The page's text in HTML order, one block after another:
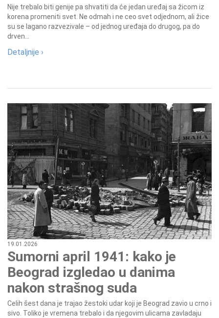
Nije trebalo biti genije pa shvatiti da će jedan uređaj sa žicom iz
korena promeniti svet. Ne odmah i ne ceo svet odjednom, ali žice
su se lagano razvezivale – od jednog uređaja do drugog, pa do
drven...
Detaljnije ›
19.01.2026
Sumorni april 1941: kako je
Beograd izgledao u danima
nakon strašnog suda
Celih šest dana je trajao žestoki udar koji je Beograd zavio u crno i
sivo. Toliko je vremena trebalo i da njegovim ulicama zavladaju